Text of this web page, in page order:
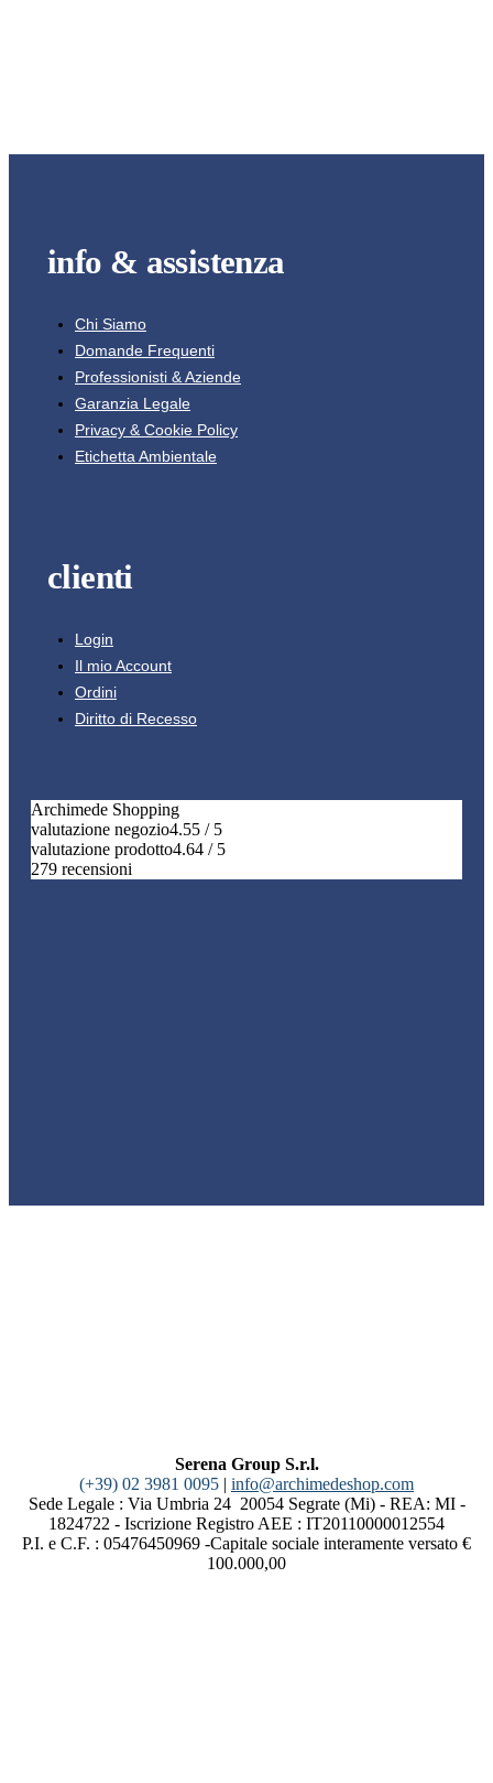
info & assistenza
Chi Siamo
Domande Frequenti
Professionisti & Aziende
Garanzia Legale
Privacy & Cookie Policy
Etichetta Ambientale
clienti
Login
Il mio Account
Ordini
Diritto di Recesso
Archimede Shopping
valutazione negozio4.55 / 5
valutazione prodotto4.64 / 5
279 recensioni
Serena Group S.r.l.
(+39) 02 3981 0095 | info@archimedeshop.com
Sede Legale : Via Umbria 24 20054 Segrate (Mi) - REA: MI -
1824722 - Iscrizione Registro AEE : IT20110000012554
P.I. e C.F. : 05476450969 -Capitale sociale interamente versato €
100.000,00